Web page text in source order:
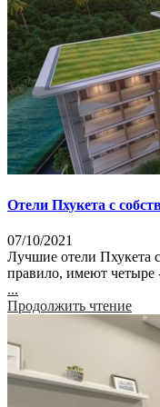
Отели Пхукета с
07/10/2021
Лучшие отели Пхукета
правило, имеют четыре
...
Продолжить чтение